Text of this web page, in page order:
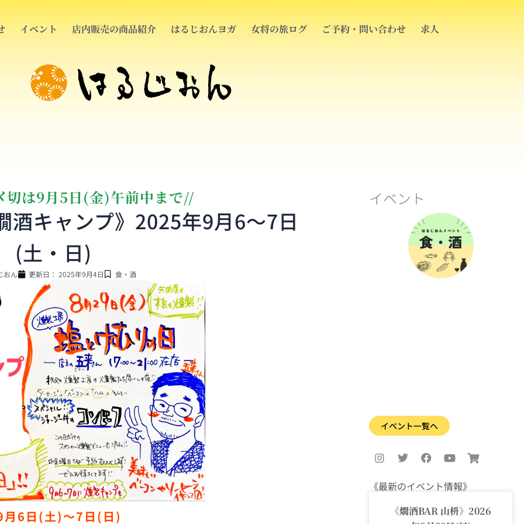
イベント 店内販売の商品紹介 はるじおんヨガ 女将の旅ログ ご予約・問い合わせ 求人
切は9月5日(金)午前中まで//
酒キャンプ》2025年9月6〜7日
(土・日)
おん 更新日： 2025年9月4日 食・酒
6日(土)〜7日(日)
イベント
イベント一覧へ
I
n
s
a
g
T
w
i
t
e
r
F
a
c
b
o
k
o
u
u
b
e
h
o
g
《最新のイベント情報》
《燗酒BAR 山枡》2026